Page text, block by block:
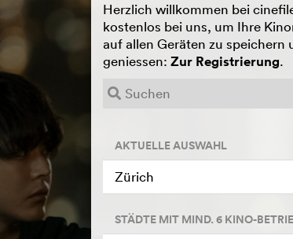
Herzlich willkommen bei
kostenlos bei uns, um Ihre
auf allen Geräten zu speichern
geniessen: Zur Registrierung.
AKTUELLE AUSWAHL
Zürich
STÄDTE MIT MIND. 6 KINO-